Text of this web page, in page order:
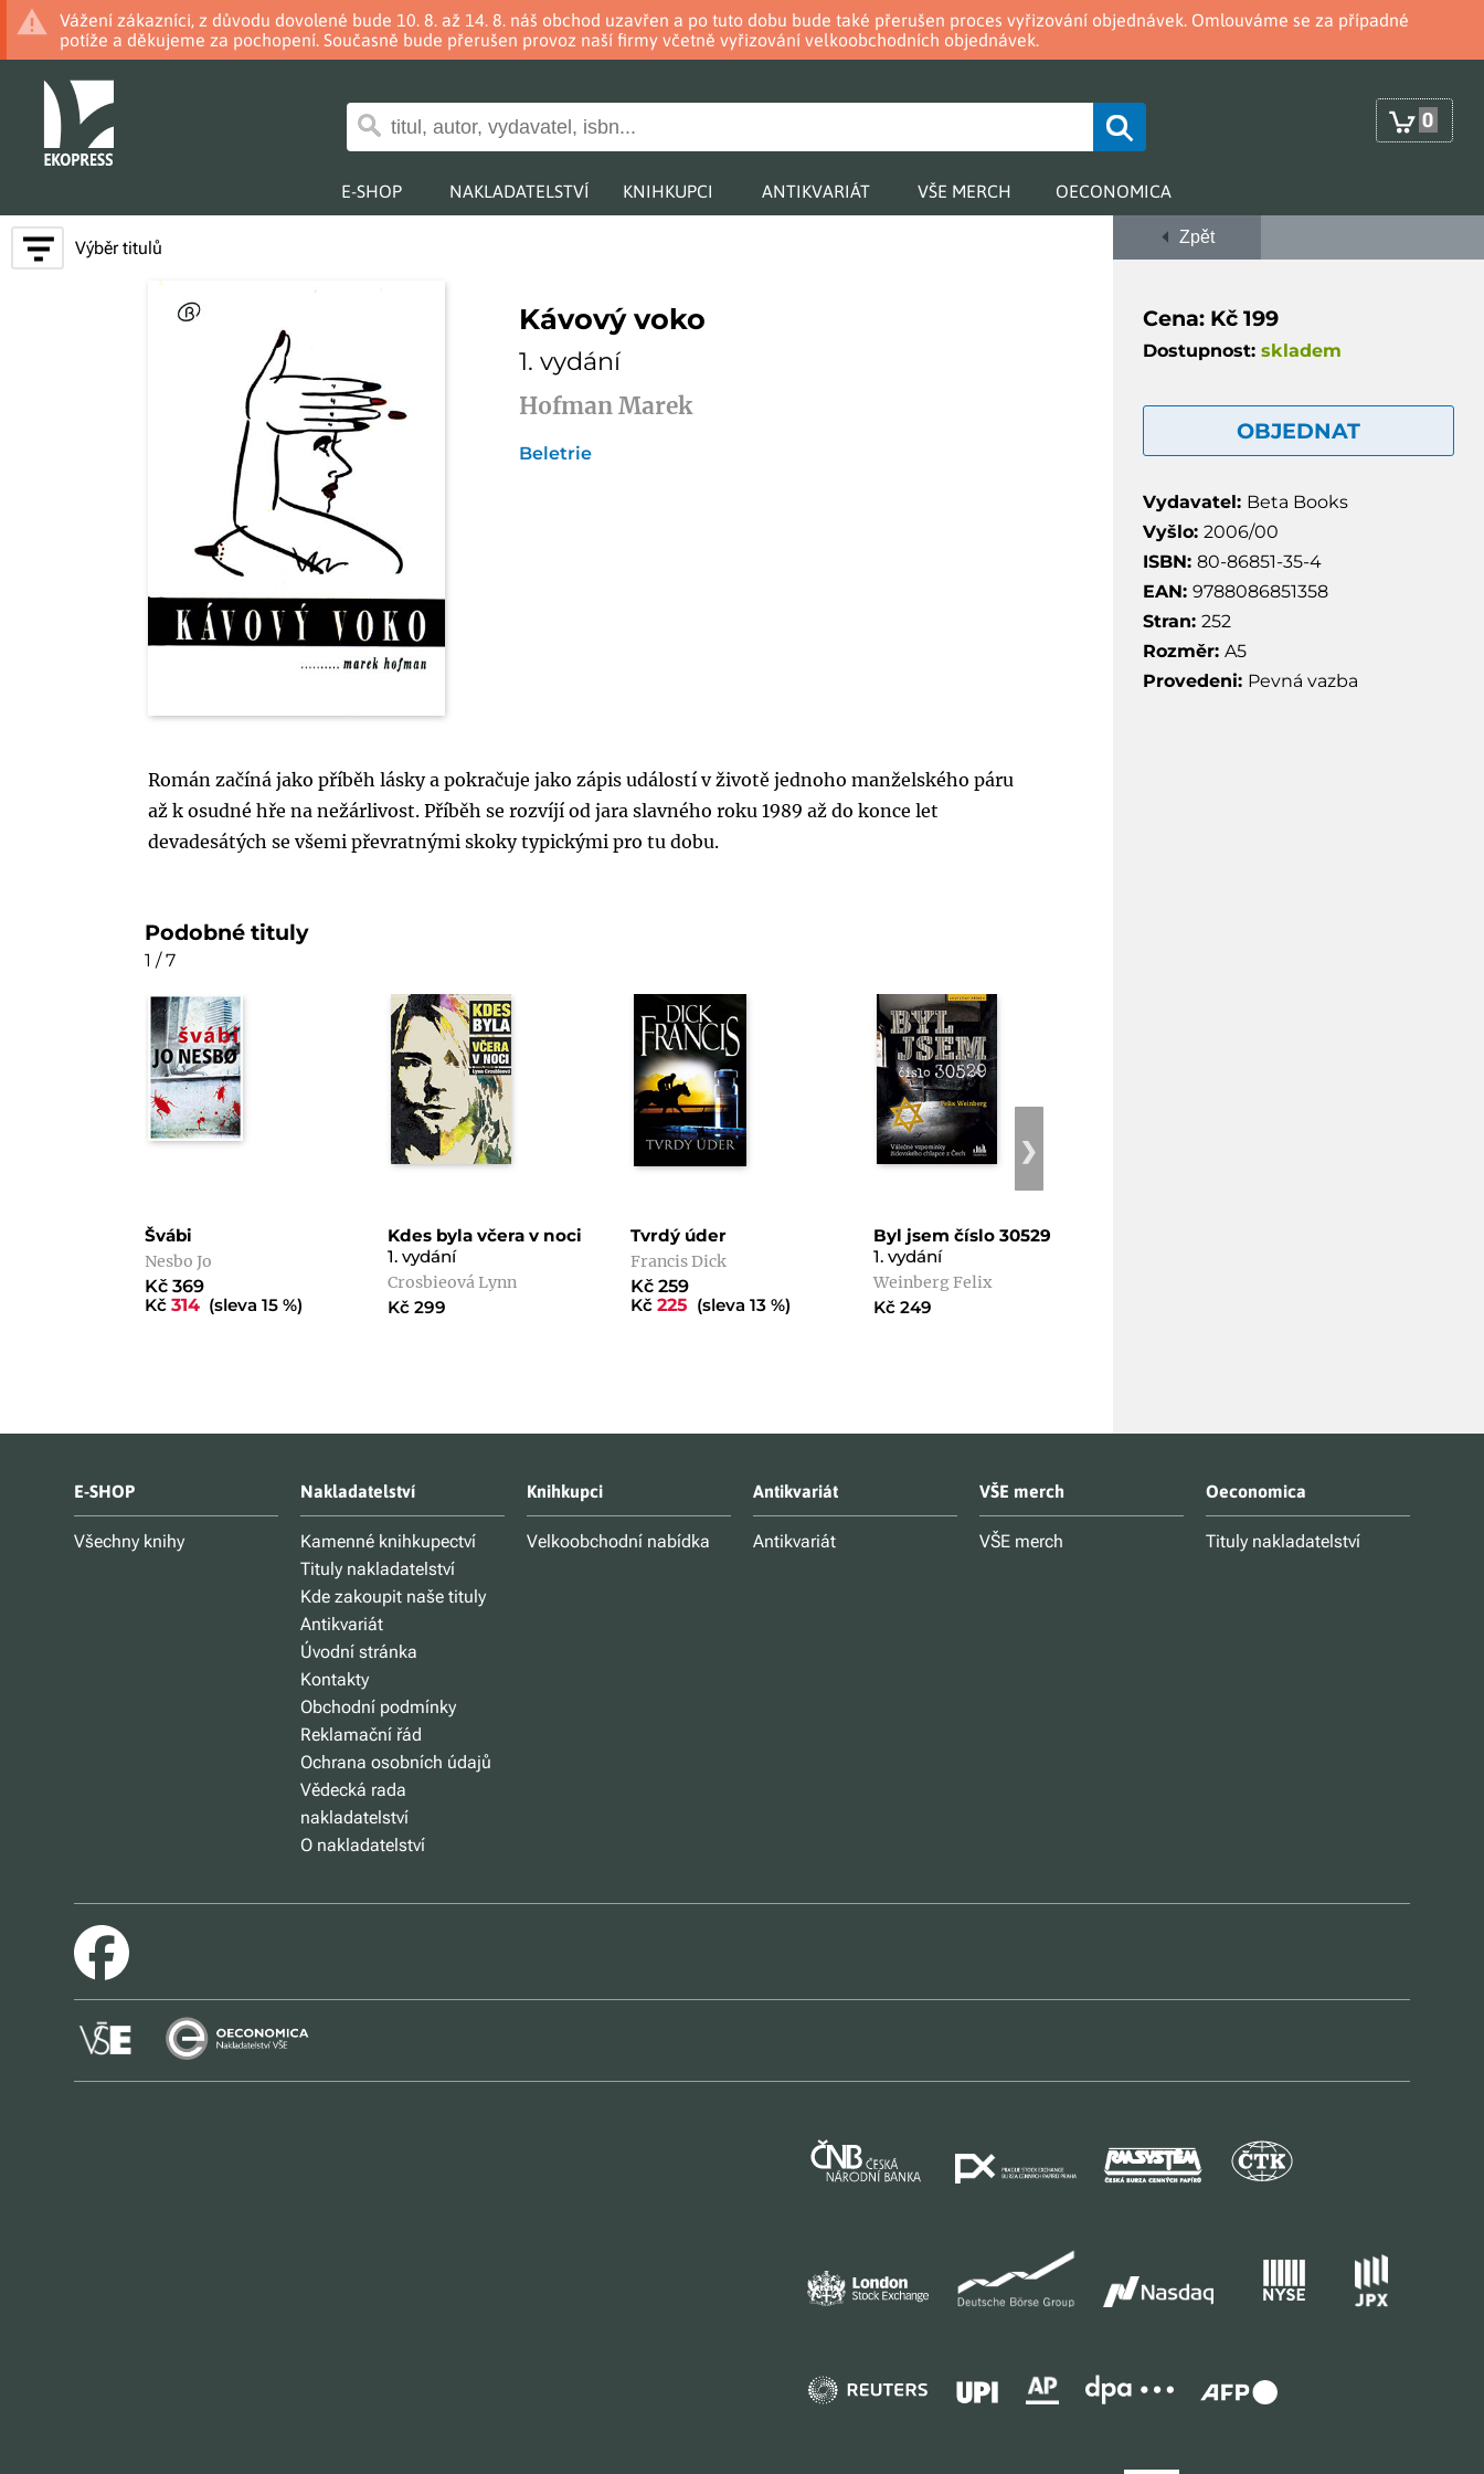
Vážení zákazníci, z důvodu dovolené bude 10. 8. až 14. 8. náš obchod uzavřen a po tuto dobu bude také přerušen proces vyřizování objednávek. Omlouváme se za případné
potíže a děkujeme za pochopení. Současně bude přerušen provoz naší firmy včetně vyřizování velkoobchodních objednávek.
0
E-SHOP NAKLADATELSTVÍ KNIHKUPCI ANTIKVARIÁT VŠE MERCH OECONOMICA
Výběr titulů
Kávový voko
1. vydání
Hofman Marek
Beletrie
Zpět
Cena: Kč 199
Dostupnost: skladem
OBJEDNAT
Vydavatel: Beta Books
Vyšlo: 2006/00
ISBN: 80-86851-35-4
EAN: 9788086851358
Stran: 252
Rozměr: A5
Provedeni: Pevná vazba
Román začíná jako příběh lásky a pokračuje jako zápis událostí v životě jednoho manželského páru
až k osudné hře na nežárlivost. Příběh se rozvíjí od jara slavného roku 1989 až do konce let
devadesátých se všemi převratnými skoky typickými pro tu dobu.
Podobné tituly
1 / 7
Švábi
Nesbo Jo
Kč 369
Kč314 (sleva 15 %)
Kdes byla včera v noci
1. vydání
Crosbieová Lynn
Kč 299
Tvrdý úder
Francis Dick
Kč 259
Kč225 (sleva 13 %)
Byl jsem číslo 30529
1. vydání
Weinberg Felix
Kč 249
❯
E-SHOP
Všechny knihy
Nakladatelství
Kamenné knihkupectví
Tituly nakladatelství
Kde zakoupit naše tituly
Antikvariát
Úvodní stránka
Kontakty
Obchodní podmínky
Reklamační řád
Ochrana osobních údajů
Vědecká rada
nakladatelství
O nakladatelství
Knihkupci
Velkoobchodní nabídka
Antikvariát
Antikvariát
VŠE merch
VŠE merch
Oeconomica
Tituly nakladatelství